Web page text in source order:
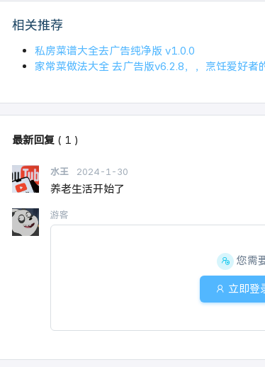
相关推荐
私房菜谱大全去广告纯净版 v1.0.0
家常菜做法大全 去广告版v6.2.8，，烹饪爱好者
最新回复 ( 1 )
水王 2024-1-30
养老生活开始了
游客
您需
立即登